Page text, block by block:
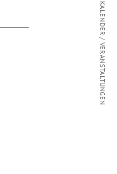
KALENDER / VERANSTALTUNGEN